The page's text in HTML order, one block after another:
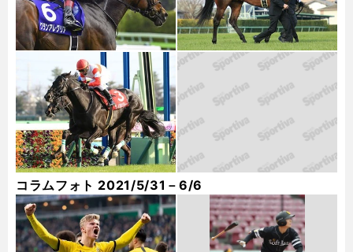
コラムフォト 2021/5/31－6/6